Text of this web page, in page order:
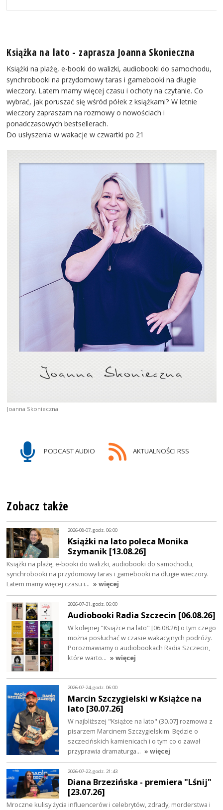
Książka na lato - zaprasza Joanna Skonieczna
Książki na plażę, e-booki do walizki, audiobooki do samochodu,
synchrobooki na przydomowy taras i gamebooki na długie
wieczory. Latem mamy więcej czasu i ochoty na czytanie. Co
wybrać, jak poruszać się wśród półek z książkami? W letnie
wieczory zapraszam na rozmowy o nowościach i
ponadczasowych bestsellerach.
Do usłyszenia w wakacje w czwartki po 21
Joanna Skonieczna
PODCAST AUDIO AKTUALNOŚCI RSS
Zobacz także
2026-08-07, godz. 06:00
Książki na lato poleca Monika
Szymanik [13.08.26]
Książki na plażę, e-booki do walizki, audiobooki do samochodu,
synchrobooki na przydomowy taras i gamebooki na długie wieczory.
Latem mamy więcej czasu i… » więcej
2026-07-31, godz. 06:00
Audiobooki Radia Szczecin [06.08.26]
W kolejnej "Książce na lato" [06.08.26] o tym czego
można posłuchać w czasie wakacyjnych podróży.
Porozmawiamy o audiobookach Radia Szczecin,
które warto… » więcej
2026-07-24, godz. 06:00
Marcin Szczygielski w Książce na
lato [30.07.26]
W najbliższej "Książce na lato" (30.07] rozmowa z
pisarzem Marcinem Szczygielskim. Będzie o
szczecińskich kamienicach i o tym co o zawał
przyprawia dramaturga… » więcej
2026-07-22, godz. 21:43
Diana Brzezińska - premiera "Lśnij"
[23.07.26]
Mroczne kulisy życia influencerów i celebrytów, zdrady, morderstwa i